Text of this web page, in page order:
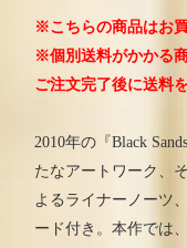
※こちらの商品はお
※個別送料がかかる
ご注文完了後に送料
2010年の『Black
たなアートワーク、
よるライナーノーツ
ード付き。本作では